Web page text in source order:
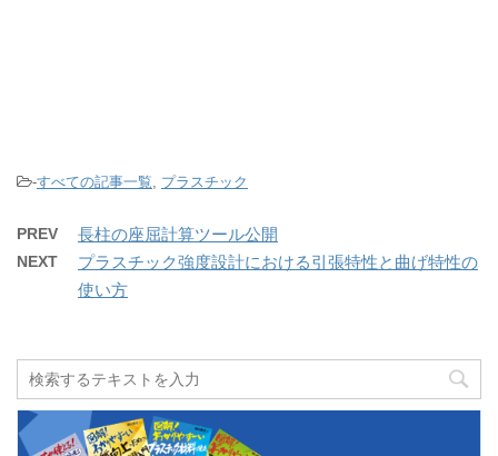
-すべての記事一覧, プラスチック
PREV 長柱の座屈計算ツール公開
NEXT
プラスチック強度設計における引張特性と曲げ特性の
使い方